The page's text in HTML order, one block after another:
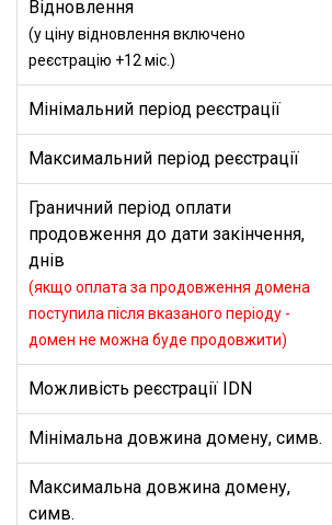
Відновлення
(у ціну відновлення включено
реєстрацію +12 міс.)
Мінімальний період реєстрації
Максимальний період реєстрації
Граничний період оплати
продовження до дати закінчення,
днів
(якщо оплата за продовження домена
поступила після вказаного періоду -
домен не можна буде продовжити)
Можливість реєстрації IDN
Мінімальна довжина домену, симв.
Максимальна довжина домену,
симв.